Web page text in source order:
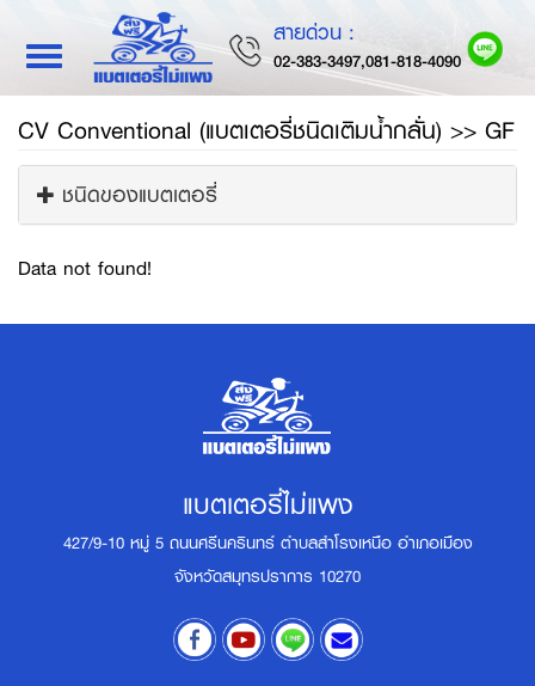
Toggle
navigation
สายด่วน :
02-383-3497,081-818-4090
CV Conventional (แบตเตอรี่ชนิดเติมน้ำกลั่น) >> GF
ชนิดของแบตเตอรี่
Data not found!
แบตเตอรี่ไม่แพง
427/9-10 หมู่ 5 ถนนศรีนครินทร์ ตำบลสำโรงเหนือ อำเภอเมือง
จังหวัดสมุทรปราการ 10270